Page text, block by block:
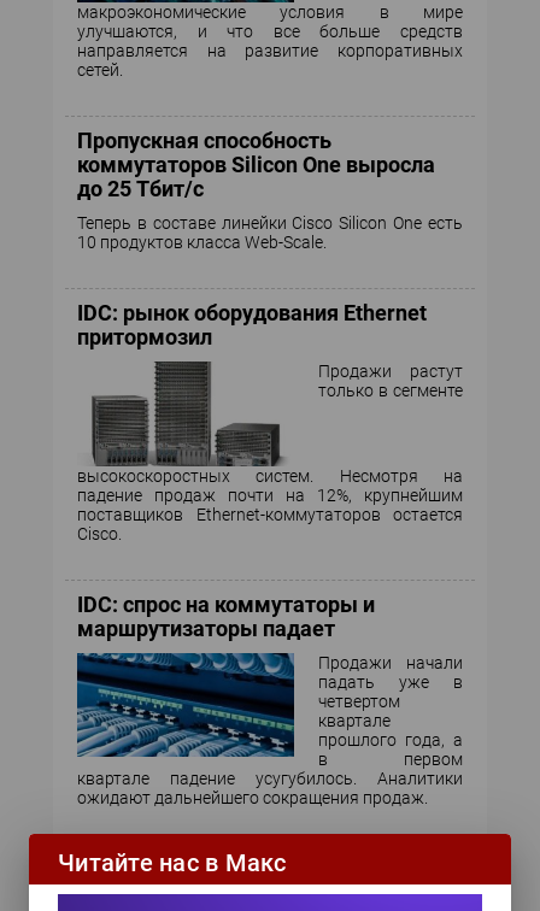
макроэкономические условия в мире
улучшаются, и что все больше средств
направляется на развитие корпоративных
сетей.
Пропускная способность
коммутаторов Silicon One выросла
до 25 Тбит/с
Теперь в составе линейки Cisco Silicon One есть
10 продуктов класса Web-Scale.
IDC: рынок оборудования Ethernet
притормозил
Продажи растут
только в сегменте
высокоскоростных систем. Несмотря на
падение продаж почти на 12%, крупнейшим
поставщиков Ethernet-коммутаторов остается
Cisco.
IDC: спрос на коммутаторы и
маршрутизаторы падает
Продажи начали
падать уже в
четвертом
квартале
прошлого года, а
в первом
квартале падение усугубилось. Аналитики
ожидают дальнейшего сокращения продаж.
Новый инструментарий Cisco
предупредит появление неполадок в
Читайте нас в Макс